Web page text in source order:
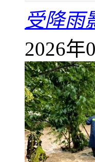
受降雨
2026年